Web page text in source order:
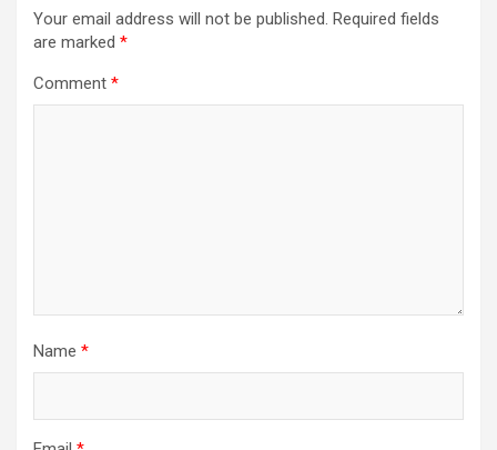
Your email address will not be published. Required fields
are marked *
Comment *
Name *